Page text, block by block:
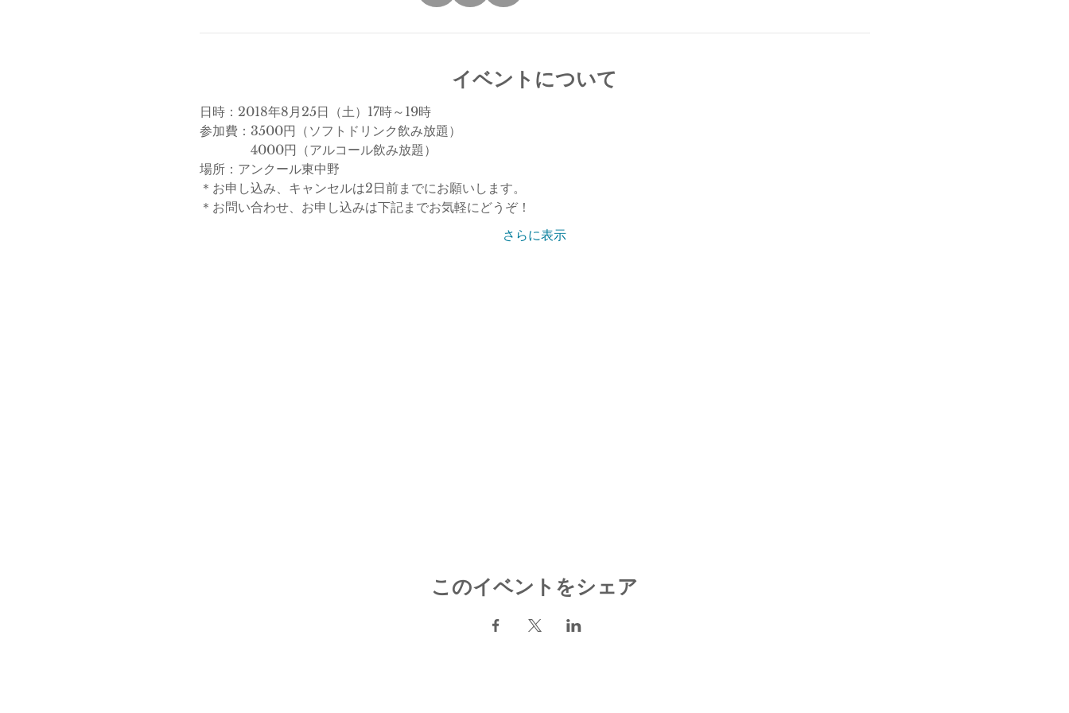
イベントについて
日時：2018年8月25日（土）17時～19時
参加費：3500円（ソフトドリンク飲み放題）
4000円（アルコール飲み放題）
場所：アンクール東中野
＊お申し込み、キャンセルは2日前までにお願いします。
＊お問い合わせ、お申し込みは下記までお気軽にどうぞ！
さらに表示
このイベントをシェア